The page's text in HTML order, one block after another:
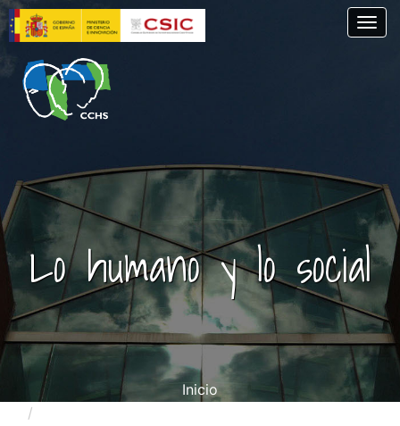
Pasar
al
contenido
principal
Lo humano y lo social
Inicio